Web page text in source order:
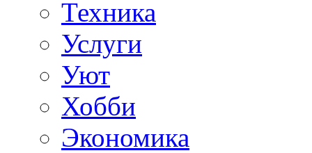
Техника
Услуги
Уют
Хобби
Экономика